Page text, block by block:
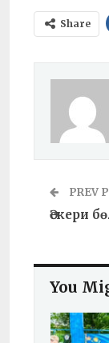
Share
PREV
Әскери
You